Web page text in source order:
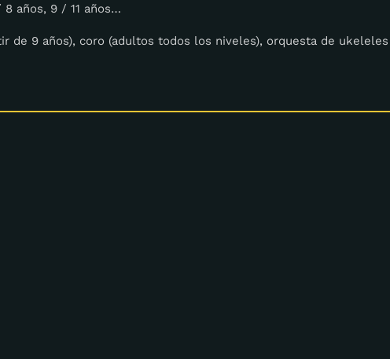
años, 9 / 11 años…
de 9 años), coro (adultos todos los niveles), orquesta de